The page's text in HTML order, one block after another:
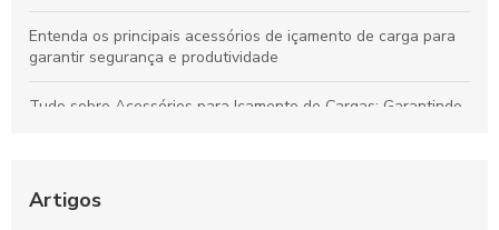
Entenda os principais acessórios de içamento de carga para
garantir segurança e produtividade
Tudo sobre Acessórios para Içamento de Cargas: Garantindo
Saber para Escolher Corretamente
Artigos